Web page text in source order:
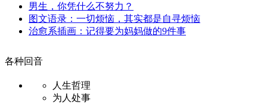
男生，你凭什么不努力？
图文语录：一切烦恼，其实都是自寻烦恼
治愈系插画：记得要为妈妈做的9件事
各种回音
人生哲理
为人处事